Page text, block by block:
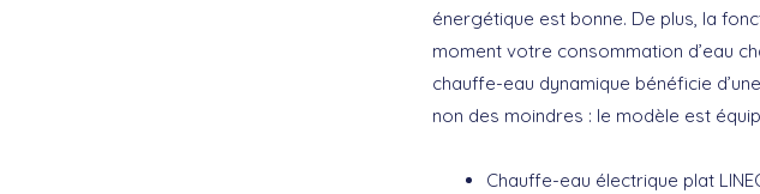
énergétique est bonne. De plus, la
moment votre consommation d’eau
chauffe-eau dynamique bénéficie
non des moindres : le modèle est
Chauffe-eau électrique plat